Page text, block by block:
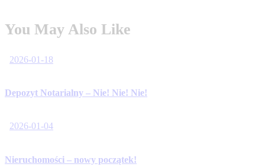
You May Also Like
2026-01-18
Depozyt Notarialny – Nie! Nie! Nie!
2026-01-04
Nieruchomości – nowy początek!